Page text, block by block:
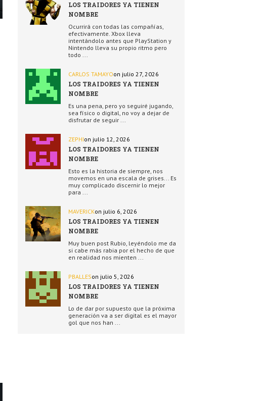
LOS TRAIDORES YA TIENEN
NOMBRE
Ocurrirá con todas las compañías,
efectivamente. Xbox lleva
intentándolo antes que PlayStation y
Nintendo lleva su propio ritmo pero
todo ...
CARLOS TAMAYOon julio 27, 2026
LOS TRAIDORES YA TIENEN
NOMBRE
Es una pena, pero yo seguiré jugando,
sea físico o digital, no voy a dejar de
disfrutar de seguir ...
ZEPHIon julio 12, 2026
LOS TRAIDORES YA TIENEN
NOMBRE
Esto es la historia de siempre, nos
movemos en una escala de grises... Es
muy complicado discernir lo mejor
para ...
MAVERICKon julio 6, 2026
LOS TRAIDORES YA TIENEN
NOMBRE
Muy buen post Rubio, leyéndolo me da
si cabe más rabia por el hecho de que
en realidad nos mienten ...
PBALLESon julio 5, 2026
LOS TRAIDORES YA TIENEN
NOMBRE
Lo de dar por supuesto que la próxima
generación va a ser digital es el mayor
gol que nos han ...